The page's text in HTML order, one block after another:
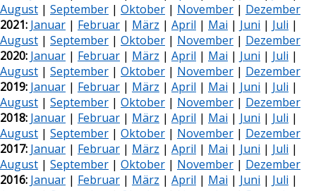
August | September | Oktober | November | Dezember
2021: Januar | Februar | März | April | Mai | Juni | Juli |
August | September | Oktober | November | Dezember
2020: Januar | Februar | März | April | Mai | Juni | Juli |
August | September | Oktober | November | Dezember
2019: Januar | Februar | März | April | Mai | Juni | Juli |
August | September | Oktober | November | Dezember
2018: Januar | Februar | März | April | Mai | Juni | Juli |
August | September | Oktober | November | Dezember
2017: Januar | Februar | März | April | Mai | Juni | Juli |
August | September | Oktober | November | Dezember
2016: Januar | Februar | März | April | Mai | Juni | Juli |